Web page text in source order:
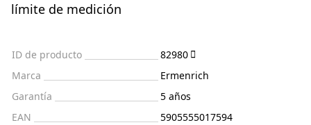
límite de medición
ID de producto
82980
Marca
Ermenrich
Garantía
5 años
EAN
5905555017594